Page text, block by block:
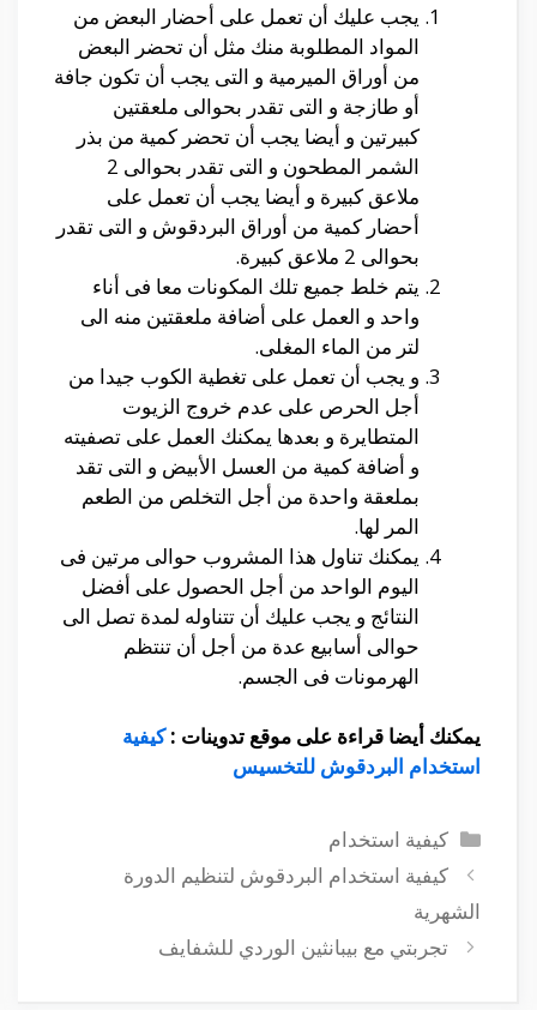
يجب عليك أن تعمل على أحضار البعض من
المواد المطلوبة منك مثل أن تحضر البعض
من أوراق الميرمية و التى يجب أن تكون جافة
أو طازجة و التى تقدر بحوالى ملعقتين
كبيرتين و أيضا يجب أن تحضر كمية من بذر
الشمر المطحون و التى تقدر بحوالى 2
ملاعق كبيرة و أيضا يجب أن تعمل على
أحضار كمية من أوراق البردقوش و التى تقدر
بحوالى 2 ملاعق كبيرة.
يتم خلط جميع تلك المكونات معا فى أناء
واحد و العمل على أضافة ملعقتين منه الى
لتر من الماء المغلى.
و يجب أن تعمل على تغطية الكوب جيدا من
أجل الحرص على عدم خروج الزيوت
المتطايرة و بعدها يمكنك العمل على تصفيته
و أضافة كمية من العسل الأبيض و التى تقد
بملعقة واحدة من أجل التخلص من الطعم
المر لها.
يمكنك تناول هذا المشروب حوالى مرتين فى
اليوم الواحد من أجل الحصول على أفضل
النتائج و يجب عليك أن تتناوله لمدة تصل الى
حوالى أسابيع عدة من أجل أن تنتظم
الهرمونات فى الجسم.
يمكنك أيضا قراءة على موقع تدوينات :كيفية
استخدام البردقوش للتخسيس
التصنيفات
كيفية استخدام
كيفية استخدام البردقوش لتنظيم الدورة
الشهرية
تجربتي مع بيبانثين الوردي للشفايف